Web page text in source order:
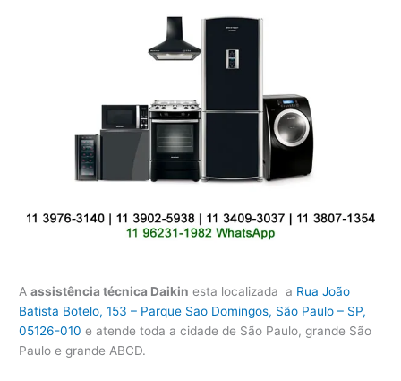
Aassistência técnica Daikin esta localizada a Rua João
Batista Botelo, 153 – Parque Sao Domingos, São Paulo – SP,
05126-010 e atende toda a cidade de São Paulo, grande São
Paulo e grande ABCD.